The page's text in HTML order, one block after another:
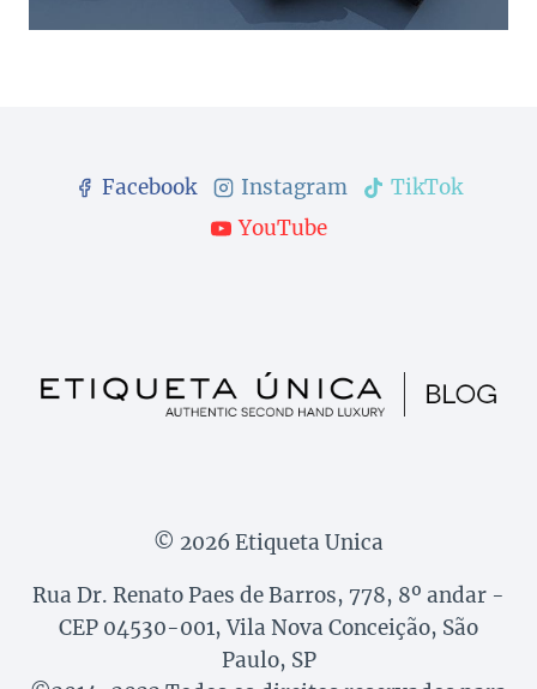
Facebook Instagram
TikTok
YouTube
© 2026 Etiqueta Unica
Rua Dr. Renato Paes de Barros, 778, 8º andar -
CEP 04530-001, Vila Nova Conceição, São
Paulo, SP